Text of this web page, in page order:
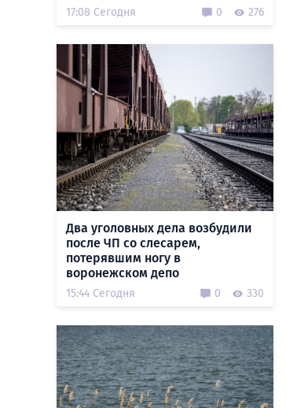
17:08 Сегодня 0 276
Два уголовных дела возбудили
после ЧП со слесарем,
потерявшим ногу в
воронежском депо
15:44 Сегодня 0 330